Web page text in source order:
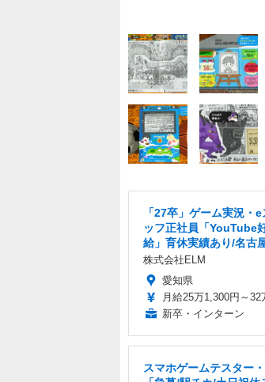
「27卒」ゲーム実況・
ッフ正社員「YouTube
給」育休実績あり/名古
株式会社ELM
愛知県
月給25万1,300円～32
新卒・インターン
スマホゲームテスター